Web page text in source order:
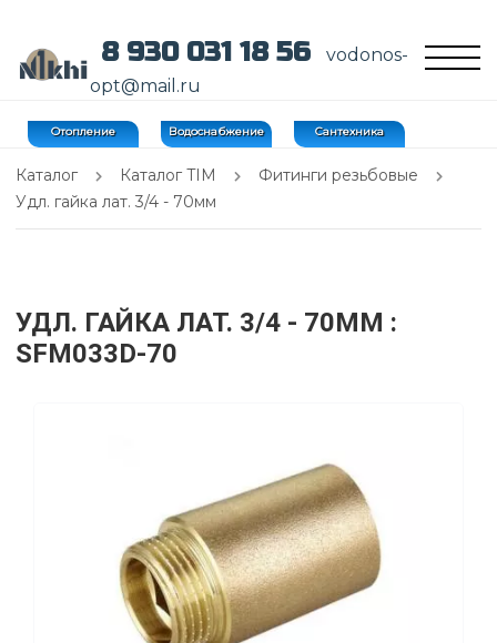
8 930 031 18 56
vodonos-
opt@mail.ru
Отопление Водоснабжение Сантехника
Каталог Каталог TIM
Фитинги резьбовые
Удл. гайка лат. 3/4 - 70мм
УДЛ. ГАЙКА ЛАТ. 3/4 - 70ММ :
SFM033D-70